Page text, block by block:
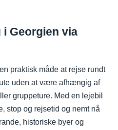
Georgien via
praktisk måde at rejse rundt
uden at være afhængig af
gruppeture. Med en lejebil
stop og rejsetid og nemt nå
historiske byer og